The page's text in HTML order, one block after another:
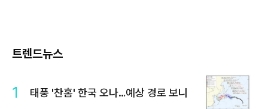
트렌드뉴스
1 태풍 '찬홈' 한국 오나…예상 경로 보니